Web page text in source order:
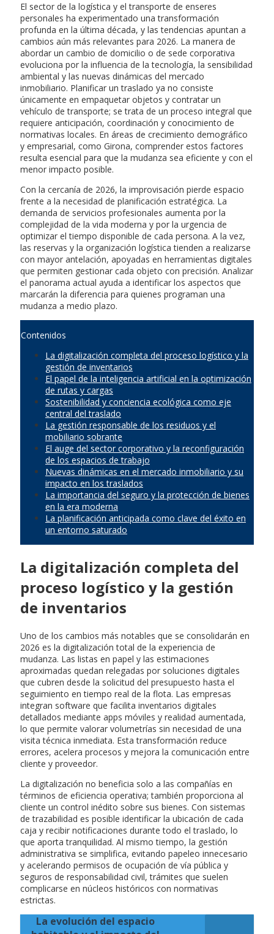
El sector de la logística y el transporte de enseres
personales ha experimentado una transformación
profunda en la última década, y las tendencias apuntan a
cambios aún más relevantes para 2026. La manera de
abordar un cambio de domicilio o de sede corporativa
evoluciona por la influencia de la tecnología, la sensibilidad
ambiental y las nuevas dinámicas del mercado
inmobiliario. Planificar un traslado ya no consiste
únicamente en empaquetar objetos y contratar un
vehículo de transporte; se trata de un proceso integral que
requiere anticipación, coordinación y conocimiento de
normativas locales. En áreas de crecimiento demográfico
y empresarial, como Girona, comprender estos factores
resulta esencial para que la mudanza sea eficiente y con el
menor impacto posible.
Con la cercanía de 2026, la improvisación pierde espacio
frente a la necesidad de planificación estratégica. La
demanda de servicios profesionales aumenta por la
complejidad de la vida moderna y por la urgencia de
optimizar el tiempo disponible de cada persona. A la vez,
las reservas y la organización logística tienden a realizarse
con mayor antelación, apoyadas en herramientas digitales
que permiten gestionar cada objeto con precisión. Analizar
el panorama actual ayuda a identificar los aspectos que
marcarán la diferencia para quienes programan una
mudanza a medio plazo.
Contenidos
La digitalización completa del proceso logístico y la
gestión de inventarios
El papel de la inteligencia artificial en la optimización
de rutas y cargas
Sostenibilidad y conciencia ecológica como eje
central del traslado
La gestión responsable de los residuos y el
mobiliario sobrante
El auge del sector corporativo y la reconfiguración
de los espacios de trabajo
Nuevas dinámicas en el mercado inmobiliario y su
impacto en los traslados
La importancia del seguro y la protección de bienes
en la era moderna
La planificación anticipada como clave del éxito en
un entorno saturado
La digitalización completa del
proceso logístico y la gestión
de inventarios
Uno de los cambios más notables que se consolidarán en
2026 es la digitalización total de la experiencia de
mudanza. Las listas en papel y las estimaciones
aproximadas quedan relegadas por soluciones digitales
que cubren desde la solicitud del presupuesto hasta el
seguimiento en tiempo real de la flota. Las empresas
integran software que facilita inventarios digitales
detallados mediante apps móviles y realidad aumentada,
lo que permite valorar volumetrías sin necesidad de una
visita técnica inmediata. Esta transformación reduce
errores, acelera procesos y mejora la comunicación entre
cliente y proveedor.
La digitalización no beneficia solo a las compañías en
términos de eficiencia operativa; también proporciona al
cliente un control inédito sobre sus bienes. Con sistemas
de trazabilidad es posible identificar la ubicación de cada
caja y recibir notificaciones durante todo el traslado, lo
que aporta tranquilidad. Al mismo tiempo, la gestión
administrativa se simplifica, evitando papeleo innecesario
y acelerando permisos de ocupación de vía pública y
seguros de responsabilidad civil, trámites que suelen
complicarse en núcleos históricos con normativas
estrictas.
La evolución del espacio